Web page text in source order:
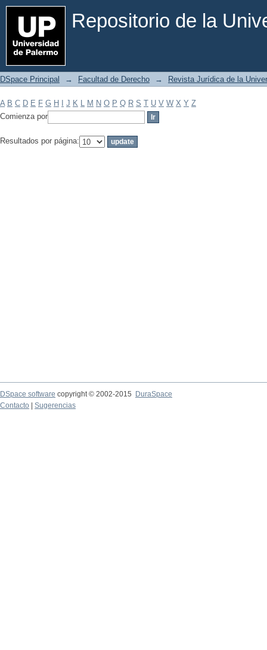
Repositorio de la
Filtrar por: Materia
DSpace Principal → Facultad de Derecho → Revista Jurídica de la
A B C D E F G H J K L M N O P Q R S T U V W X Y Z
Comienza por
Resultados por página:
DSpace software copyright © 2002-2015
DuraSpace
Contacto
Sugerencias